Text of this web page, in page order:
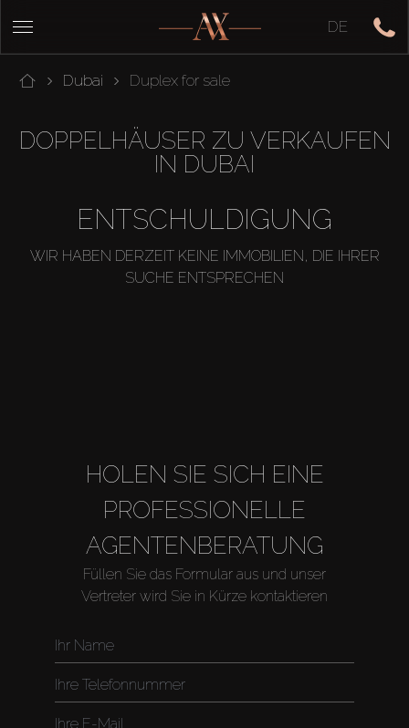
DE
Dubai Duplex for sale
DOPPELHÄUSER ZU VERKAUFEN
IN DUBAI
ENTSCHULDIGUNG
WIR HABEN DERZEIT KEINE IMMOBILIEN, DIE IHRER
SUCHE ENTSPRECHEN
HOLEN SIE SICH EINE
PROFESSIONELLE
AGENTENBERATUNG
Füllen Sie das Formular aus und unser
Vertreter wird Sie in Kürze kontaktieren